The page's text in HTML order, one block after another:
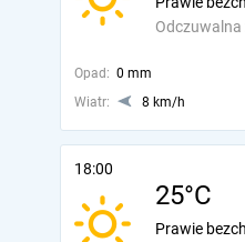
Odczuwalna
Opad: 0 mm
Wiatr:
8 km/h
18:00
25°C
Prawie